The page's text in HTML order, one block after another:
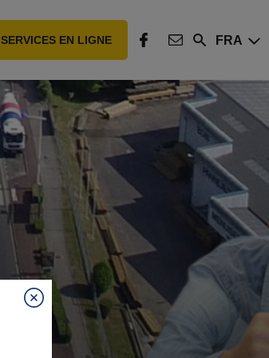
Fermer
SERVICES EN LIGNE
FACEBOOK
CONTACT
Rechercher
FRA